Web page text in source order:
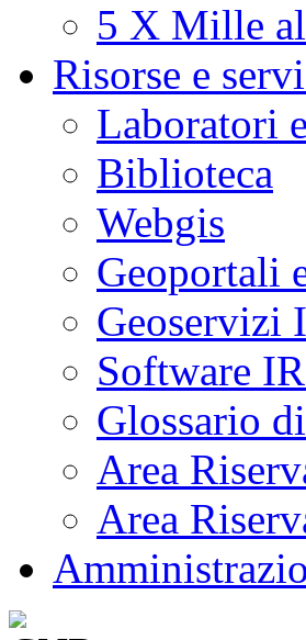
5 X Mille
Risorse e
Laboratori
Biblioteca
Webgis
Geoportali
Geoservizi
Software
Glossario
Area
Area